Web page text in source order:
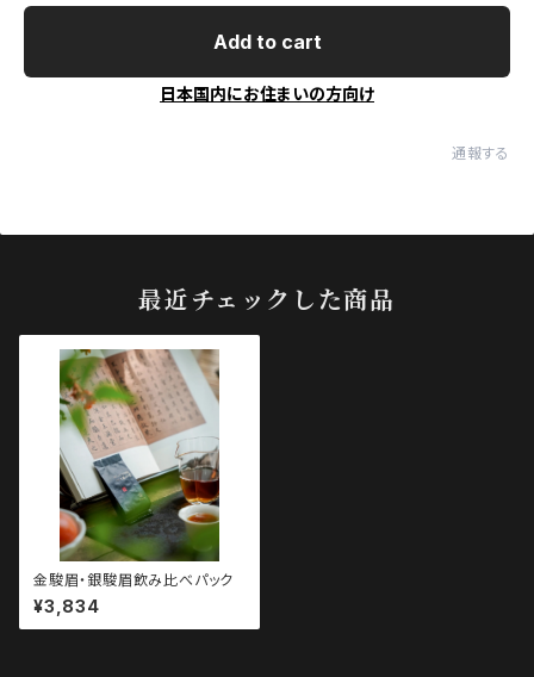
Add to cart
日本国内にお住まいの方向け
通報する
最近チェックした商品
金駿眉・銀駿眉飲み比べパック
¥3,834